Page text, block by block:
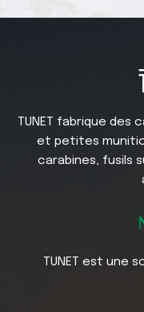
TUNET fabrique des
et petites
carabines, fusils
TUNET est une